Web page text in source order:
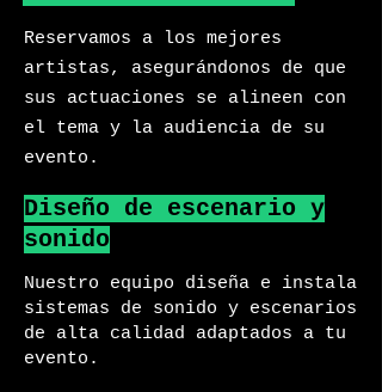
Reservamos a los mejores
artistas, asegurándonos de que
sus actuaciones se alineen con
el tema y la audiencia de su
evento.
Diseño de escenario y
sonido
Nuestro equipo diseña e instala
sistemas de sonido y escenarios
de alta calidad adaptados a tu
evento.